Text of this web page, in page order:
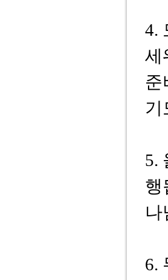
4.
세
준
기
5.
행
나
6.